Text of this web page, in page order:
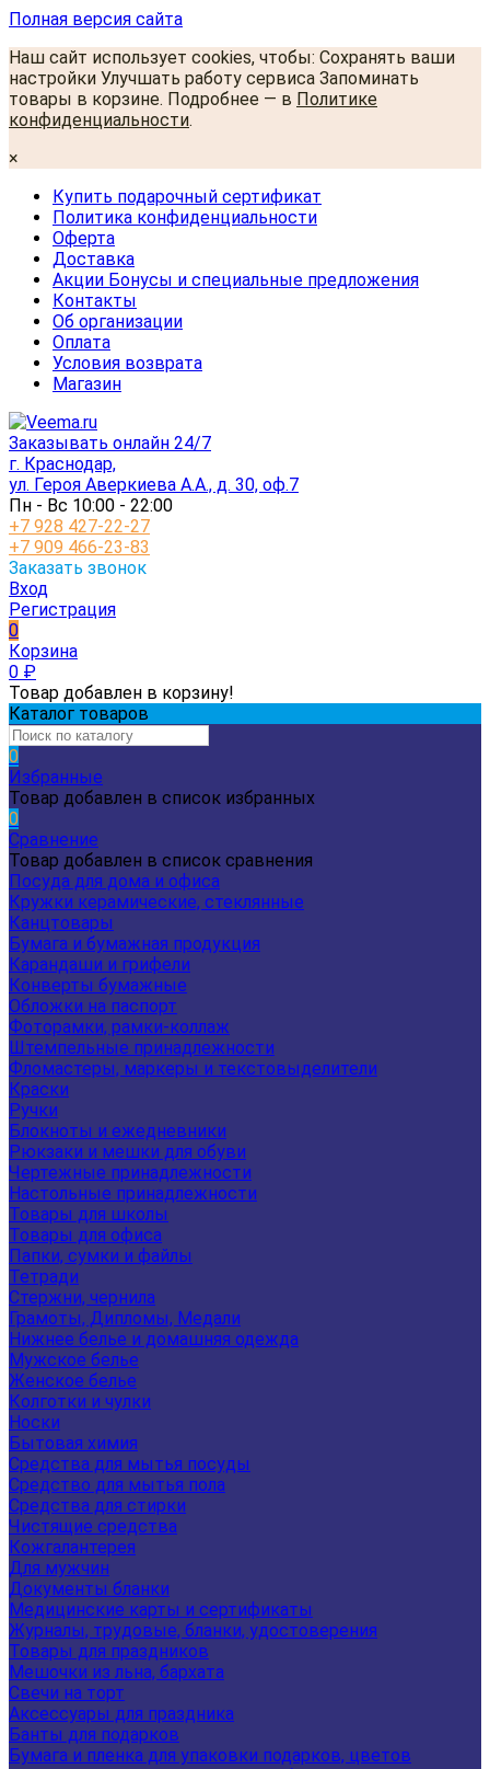
Полная версия сайта
Наш сайт использует cookies, чтобы: Сохранять ваши
настройки Улучшать работу сервиса Запоминать
товары в корзине. Подробнее — в Политике
конфиденциальности.
×
Купить подарочный сертификат
Политика конфиденциальности
Оферта
Доставка
Акции Бонусы и специальные предложения
Контакты
Об организации
Оплата
Условия возврата
Магазин
Заказывать онлайн 24/7
г. Краснодар,
ул. Героя Аверкиева А.А., д. 30, оф.7
Пн - Вс 10:00 - 22:00
+7 928 427-22-27
+7 909 466-23-83
Заказать звонок
Вход
Регистрация
0
Корзина
0 ₽
Товар добавлен в корзину!
Каталог товаров
0
Избранные
Товар добавлен в список избранных
0
Сравнение
Товар добавлен в список сравнения
Посуда для дома и офиса
Кружки керамические, стеклянные
Канцтовары
Бумага и бумажная продукция
Карандаши и грифели
Конверты бумажные
Обложки на паспорт
Фоторамки, рамки-коллаж
Штемпельные принадлежности
Фломастеры, маркеры и текстовыделители
Краски
Ручки
Блокноты и ежедневники
Рюкзаки и мешки для обуви
Чертежные принадлежности
Настольные принадлежности
Товары для школы
Товары для офиса
Папки, сумки и файлы
Тетради
Стержни, чернила
Грамоты, Дипломы, Медали
Нижнее белье и домашняя одежда
Мужское белье
Женское белье
Колготки и чулки
Носки
Бытовая химия
Средства для мытья посуды
Средство для мытья пола
Средства для стирки
Чистящие средства
Кожгалантерея
Для мужчин
Документы бланки
Медицинские карты и сертификаты
Журналы, трудовые, бланки, удостоверения
Товары для праздников
Мешочки из льна, бархата
Свечи на торт
Аксессуары для праздника
Банты для подарков
Бумага и пленка для упаковки подарков, цветов